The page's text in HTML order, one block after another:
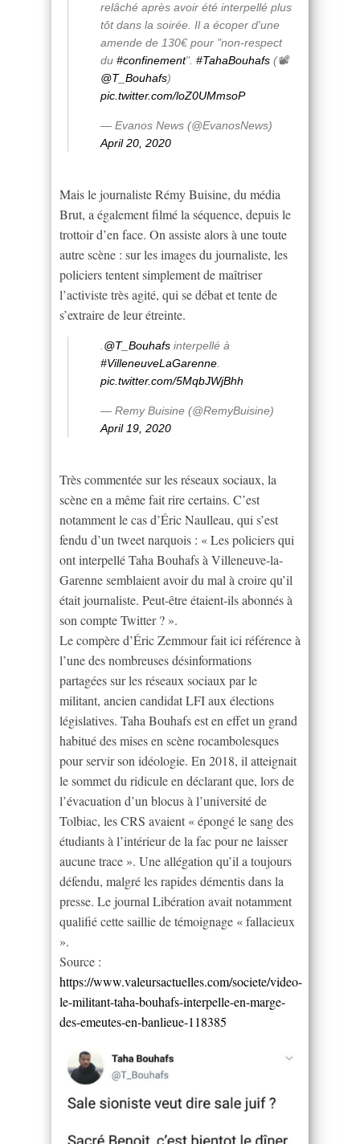
relâché après avoir été interpellé plus
tôt dans la soirée. Il a écoper d'une
amende de 130€ pour "non-respect
du #confinement". #TahaBouhafs (📽
@T_Bouhafs)
pic.twitter.com/loZ0UMmsoP
— Evanos News (@EvanosNews)
April 20, 2020
Mais le journaliste Rémy Buisine, du média
Brut, a également filmé la séquence, depuis le
trottoir d’en face. On assiste alors à une toute
autre scène : sur les images du journaliste, les
policiers tentent simplement de maîtriser
l’activiste très agité, qui se débat et tente de
s’extraire de leur étreinte.
@T_Bouhafs interpellé à
#VilleneuveLaGarenne
pic.twitter.com/5MqbJWjBhh
— Remy Buisine (@RemyBuisine)
April 19, 2020
Très commentée sur les réseaux sociaux, la
scène en a même fait rire certains. C’est
notamment le cas d’Éric Naulleau, qui s’est
fendu d’un tweet narquois : « Les policiers qui
ont interpellé Taha Bouhafs à Villeneuve-la-
Garenne semblaient avoir du mal à croire qu’il
était journaliste. Peut-être étaient-ils abonnés à
son compte Twitter ? ».
Le compère d’Éric Zemmour fait ici référence à
l’une des nombreuses désinformations
partagées sur les réseaux sociaux par le
militant, ancien candidat LFI aux élections
législatives. Taha Bouhafs est en effet un grand
habitué des mises en scène rocambolesques
pour servir son idéologie. En 2018, il atteignait
le sommet du ridicule en déclarant que, lors de
l’évacuation d’un blocus à l’université de
Tolbiac, les CRS avaient « épongé le sang des
étudiants à l’intérieur de la fac pour ne laisser
aucune trace ». Une allégation qu’il a toujours
défendu, malgré les rapides démentis dans la
presse. Le journal Libération avait notamment
qualifié cette saillie de témoignage « fallacieux
».
Source :
https://www.valeursactuelles.com/societe/video-
le-militant-taha-bouhafs-interpelle-en-marge-
des-emeutes-en-banlieue-118385